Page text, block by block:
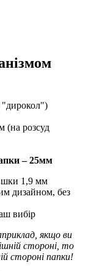
"дирокол")
(на розсуд
– 25мм
1,9 мм
дизайном, без
вибір
якщо ви
стороні, то
стороні папки!